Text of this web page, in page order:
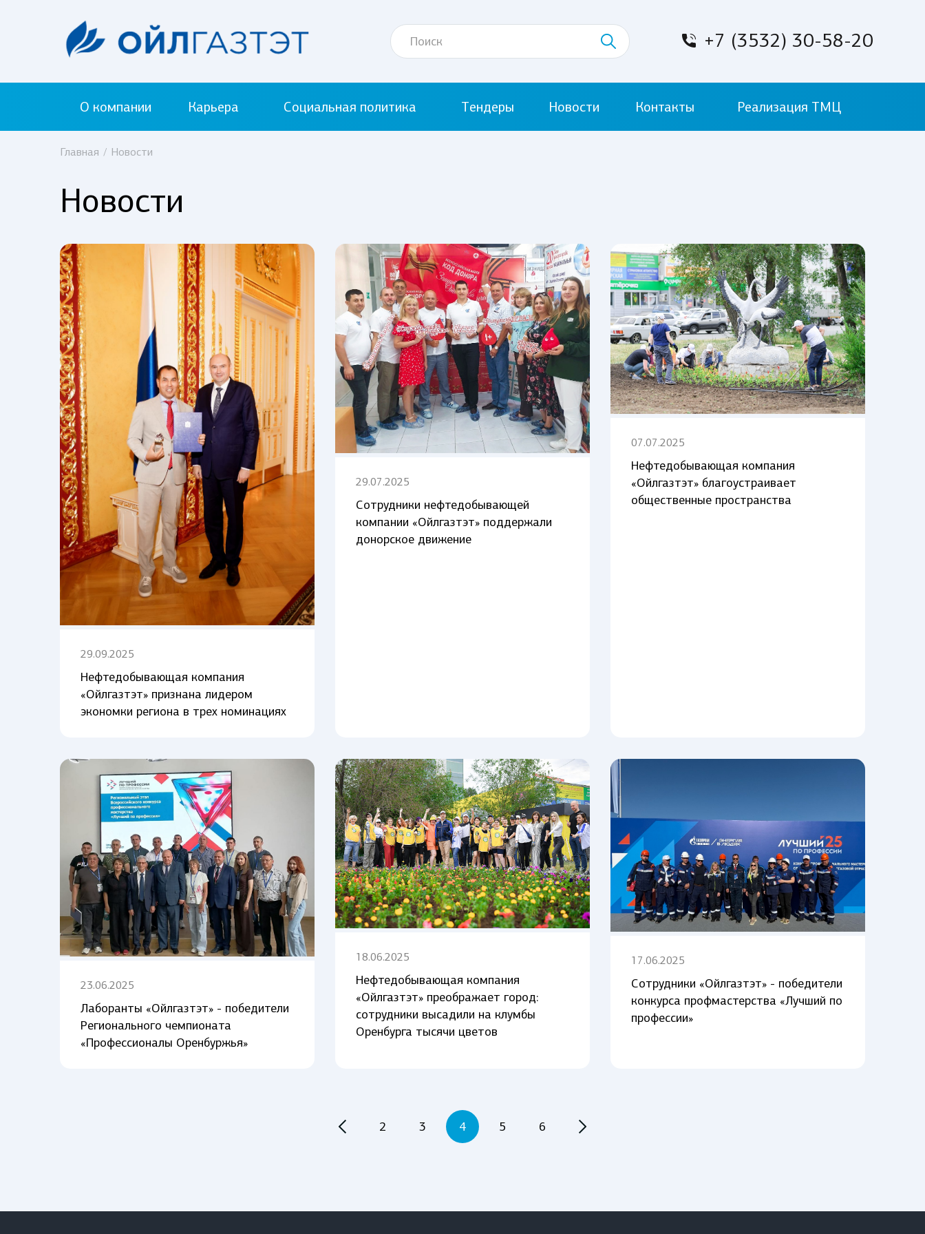
+7 (3532) 30-58-20
О компании Карьера Социальная политика Тендеры Новости Контакты Реализация ТМЦ
Главная / Новости
Новости
29.09.2025
Нефтедобывающая компания
«Ойлгазтэт» признана лидером
экономки региона в трех номинациях
29.07.2025
Сотрудники нефтедобывающей
компании «Ойлгазтэт» поддержали
донорское движение
07.07.2025
Нефтедобывающая компания
«Ойлгазтэт» благоустраивает
общественные пространства
23.06.2025
Лаборанты «Ойлгазтэт» - победители
Регионального чемпионата
«Профессионалы Оренбуржья»
18.06.2025
Нефтедобывающая компания
«Ойлгазтэт» преображает город:
сотрудники высадили на клумбы
Оренбурга тысячи цветов
17.06.2025
Сотрудники «Ойлгазтэт» - победители
конкурса профмастерства «Лучший по
профессии»
2 3 4 5 6